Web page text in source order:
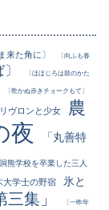
来た角に〕 〔向ふも春
〔ほほじろは鼓のかた
〔乾かぬ赤きチョークもて〕
ヴロンと少女
農
夜
「丸善特
熊学校を卒業した三人
大学士の野宿
氷と
三集」 〔一昨年